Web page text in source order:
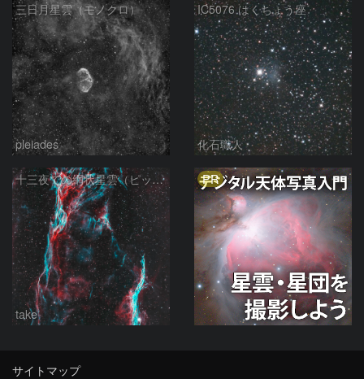
三日月星雲（モノクロ）
pleiades
IC5076 はくちょう座
化石職人
十三夜での網状星雲（ピッカリングの三角）
take
PR
サイトマップ